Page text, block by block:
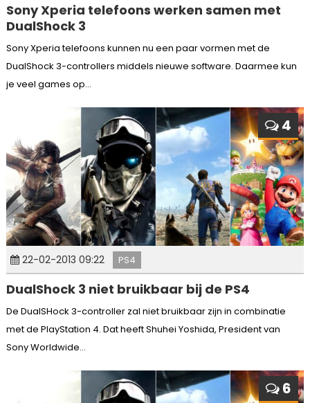
Sony Xperia telefoons werken samen met
DualShock 3
Sony Xperia telefoons kunnen nu een paar vormen met de
DualShock 3-controllers middels nieuwe software. Daarmee kun
je veel games op...
4
22-02-2013 09:22 PS4
DualShock 3 niet bruikbaar bij de PS4
De DualSHock 3-controller zal niet bruikbaar zijn in combinatie
met de PlayStation 4. Dat heeft Shuhei Yoshida, President van
Sony Worldwide...
6